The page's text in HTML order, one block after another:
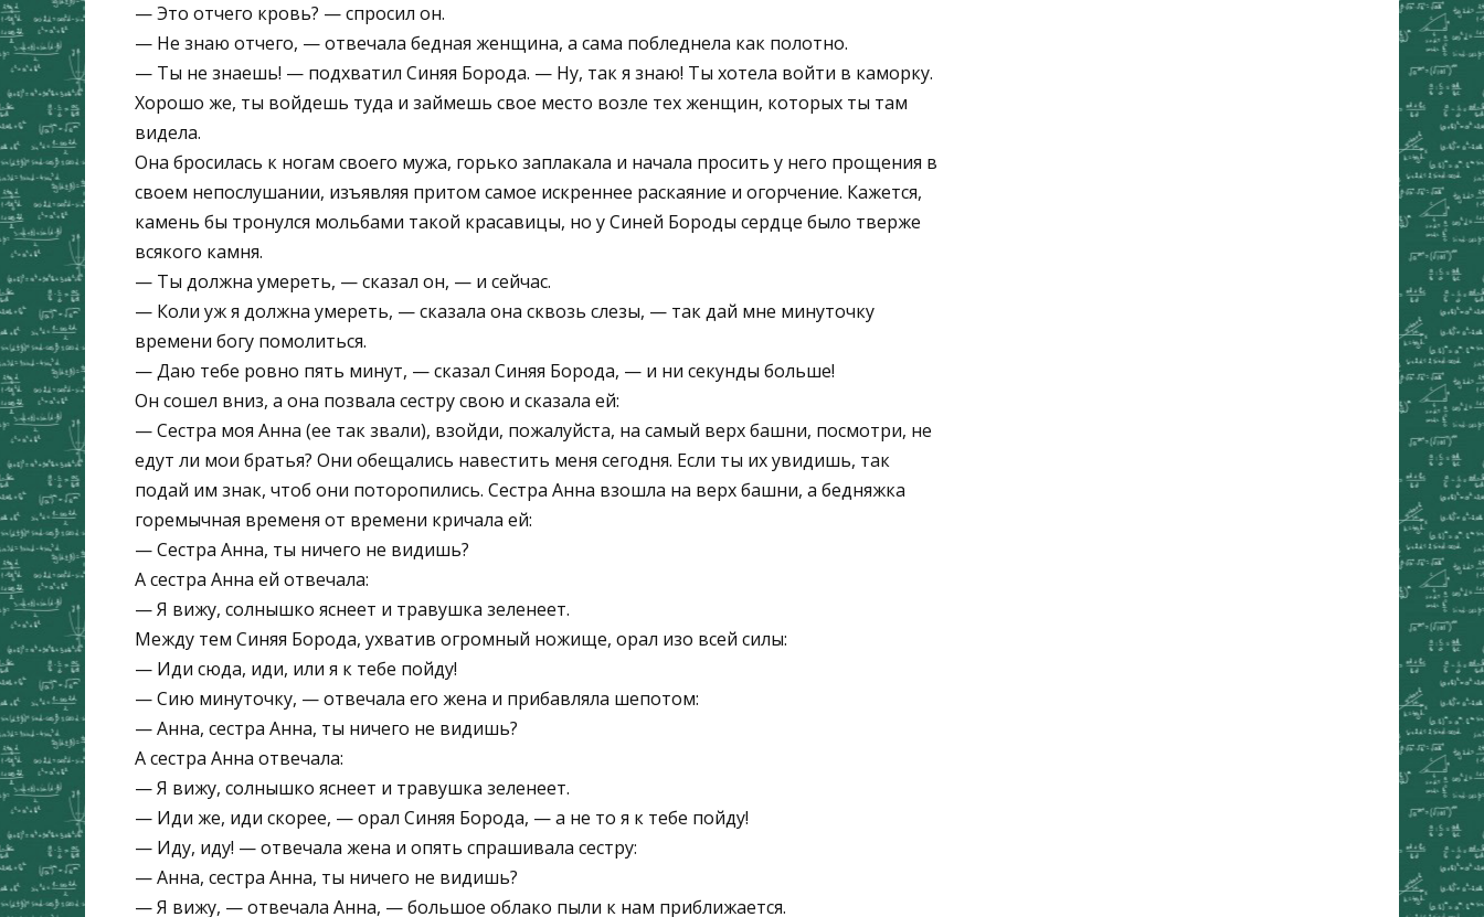
— Это отчего кровь? — спросил он.
— Не знаю отчего, — отвечала бедная женщина, а сама побледнела как полотно.
— Ты не знаешь! — подхватил Синяя Борода. — Ну, так я знаю! Ты хотела войти в каморку.
Хорошо же, ты войдешь туда и займешь свое место возле тех женщин, которых ты там
видела.
Она бросилась к ногам своего мужа, горько заплакала и начала просить у него прощения в
своем непослушании, изъявляя притом самое искреннее раскаяние и огорчение. Кажется,
камень бы тронулся мольбами такой красавицы, но у Синей Бороды сердце было тверже
всякого камня.
— Ты должна умереть, — сказал он, — и сейчас.
— Коли уж я должна умереть, — сказала она сквозь слезы, — так дай мне минуточку
времени богу помолиться.
— Даю тебе ровно пять минут, — сказал Синяя Борода, — и ни секунды больше!
Он сошел вниз, а она позвала сестру свою и сказала ей:
— Сестра моя Анна (ее так звали), взойди, пожалуйста, на самый верх башни, посмотри, не
едут ли мои братья? Они обещались навестить меня сегодня. Если ты их увидишь, так
подай им знак, чтоб они поторопились. Сестра Анна взошла на верх башни, а бедняжка
горемычная временя от времени кричала ей:
— Сестра Анна, ты ничего не видишь?
А сестра Анна ей отвечала:
— Я вижу, солнышко яснеет и травушка зеленеет.
Между тем Синяя Борода, ухватив огромный ножище, орал изо всей силы:
— Иди сюда, иди, или я к тебе пойду!
— Сию минуточку, — отвечала его жена и прибавляла шепотом:
— Анна, сестра Анна, ты ничего не видишь?
А сестра Анна отвечала:
— Я вижу, солнышко яснеет и травушка зеленеет.
— Иди же, иди скорее, — орал Синяя Борода, — а не то я к тебе пойду!
— Иду, иду! — отвечала жена и опять спрашивала сестру:
— Анна, сестра Анна, ты ничего не видишь?
— Я вижу, — отвечала Анна, — большое облако пыли к нам приближается.